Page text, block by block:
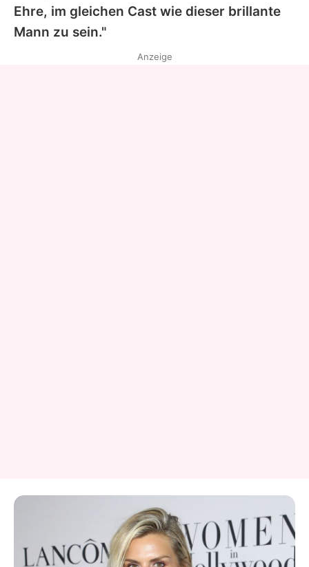
Ehre, im gleichen Cast wie dieser brillante
Mann zu sein."
Anzeige